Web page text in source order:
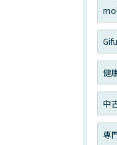
健
中
専